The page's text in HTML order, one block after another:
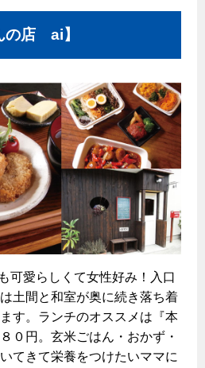
の店 ai】
可愛らしくて女性好み！入口
土間と和室が奥に続き落ち着
す。ランチのオススメは『本
０円。玄米ごはん・おかず・
てきて栄養をつけたいママに